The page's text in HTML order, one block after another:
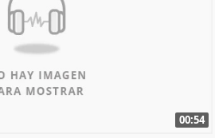
00:54